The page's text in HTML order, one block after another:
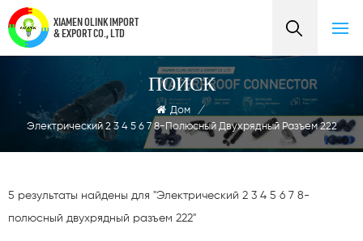
XIAMEN OLINK IMPORT
& EXPORT CO., LTD
ПОИСК
Дом
/
Электрический 2 3 4 5 6 7 8-Полюсный Двухрядный Разъем 222
5 результаты найдены для "Электрический 2 3 4 5 6 7 8-
полюсный двухрядный разъем 222"